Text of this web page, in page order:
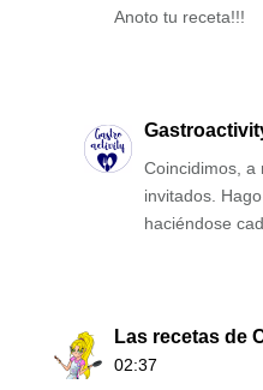
Anoto tu receta!!!
Coincidimos, a
invitados.
haciéndose
Las recetas de
02:37